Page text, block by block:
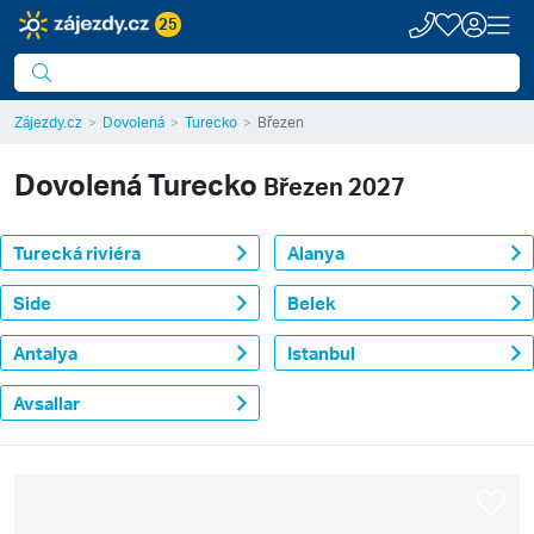
25
Zájezdy.cz Dovolená Turecko Březen
DovolenáTurecko Březen 2027
Turecká riviéra Alanya
Side Belek
Antalya Istanbul
Avsallar